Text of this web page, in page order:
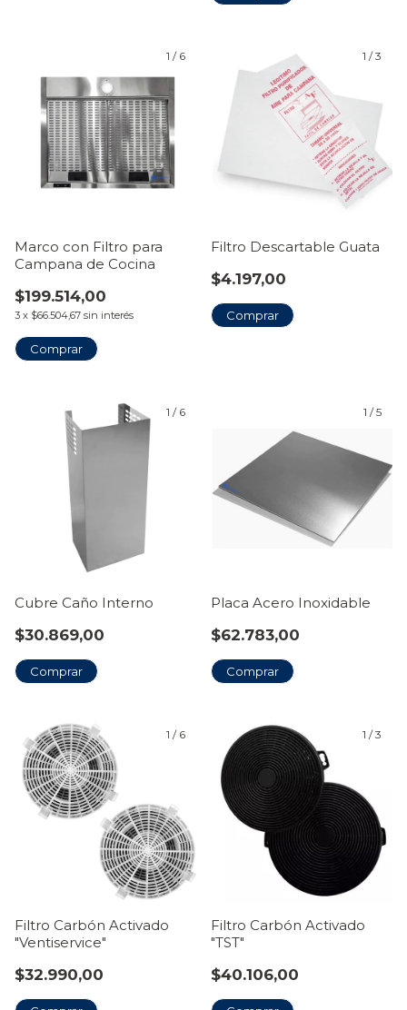
1 / 6
Marco con Filtro para
Campana de Cocina
$199.514,00
3 x $66.504,67 sin interés
Comprar
1 /3
Filtro Descartable Guata
$4.197,00
1 / 6
Cubre Caño Interno
$30.869,00
Comprar
1 /5
Placa Acero Inoxidable
$62.783,00
Comprar
1 / 6
Filtro Carbón Activado
"Ventiservice"
$32.990,00
1 /3
Filtro Carbón Activado
"TST"
$40.106,00